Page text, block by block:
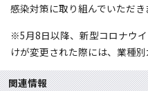
感染対策に取り組んでいただき
※5月8日以降、新型コロナウ
けが変更された際には、業種
関連情報